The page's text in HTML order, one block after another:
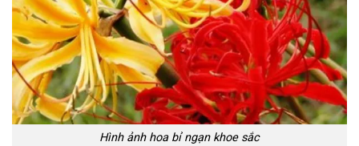
Hình ảnh hoa bỉ ngạn khoe sắc